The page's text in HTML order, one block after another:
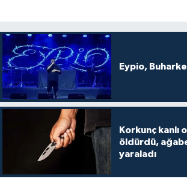
Eypio,
Korkunç kanlı
öldürdü,
yaraladı